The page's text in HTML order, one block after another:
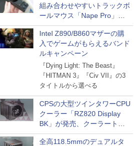
組み合わせやすいトラックボ
ールマウス「Nape Pro」が
Keychronから
Intel Z890/B860マザーの購
入でゲームがもらえるバンド
ルキャンペーン
『Dying Light: The Beast』
『HITMAN 3』『Civ VII』の3
タイトルから選べる
CPSの大型ツインタワーCPU
クーラー「RZ820 Display
BK」が発売、クーラートッ
プに5インチ液晶搭載
全高118.5mmのデュアルタ